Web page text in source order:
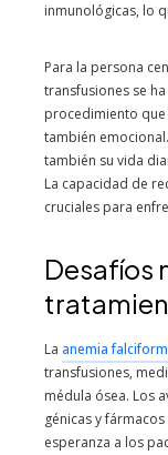
inmunológicas, lo
Para la persona
transfusiones se
procedimiento
también
también su vida
La capacidad de
cruciales para
Desafíos
La anemia
transfusiones,
médula ósea. Los
génicas y
esperanza a los